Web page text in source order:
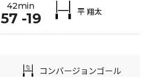
42min
57 -19 平 翔太
コンバージョンゴール